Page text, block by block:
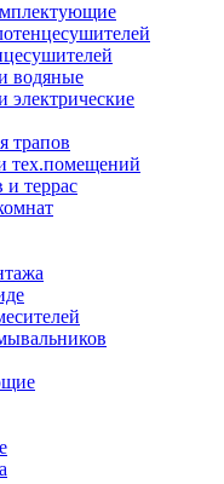
водяные
электрические
трапов
тех.помещений
и террас